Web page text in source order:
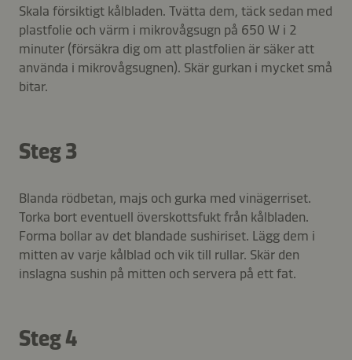
Skala försiktigt kålbladen. Tvätta dem, täck sedan med
plastfolie och värm i mikrovågsugn på 650 W i 2
minuter (försäkra dig om att plastfolien är säker att
använda i mikrovågsugnen). Skär gurkan i mycket små
bitar.
Steg 3
Blanda rödbetan, majs och gurka med vinägerriset.
Torka bort eventuell överskottsfukt från kålbladen.
Forma bollar av det blandade sushiriset. Lägg dem i
mitten av varje kålblad och vik till rullar. Skär den
inslagna sushin på mitten och servera på ett fat.
Steg 4